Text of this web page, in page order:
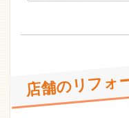
店舗のリフォ